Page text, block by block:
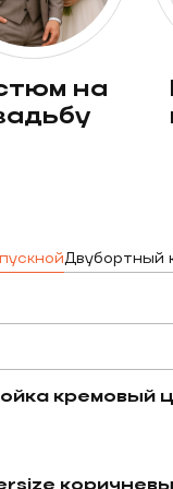
Двубортный
Костюм-
кремовый
Костюм